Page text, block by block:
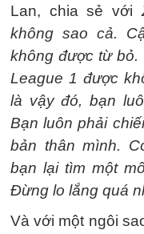
Lan, chia sẻ với
không sao cả.
không được từ bỏ.
League 1 được
là vậy đó, bạn
Bạn luôn phải
bản thân mình.
bạn lại tìm một
Đừng lo lắng quá
Và với một ngôi